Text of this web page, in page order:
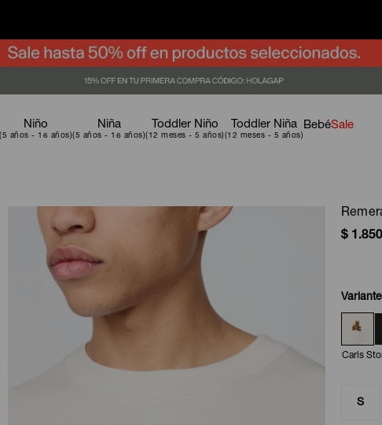
Niño Niña Toddler Niño Toddler Niña BebéSale
$ 1.850
Carls
S